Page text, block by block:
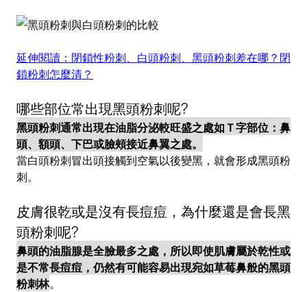
延伸閱讀：閉鎖性粉刺、白頭粉刺、黑頭粉刺差在哪？閉
鎖粉刺怎麼清？
哪些部位常出現黑頭粉刺呢?
黑頭粉刺通常出現在油脂分泌較旺盛之處如Ｔ字部位：鼻
頭、額頭、下巴或臉頰接近鼻翼之處。
當白頭粉刺冒出頭接觸到空氣以後變黑，就會形成黑頭粉
刺。
皮膚很乾或是沒有長痘痘，為什麼還是會長黑
頭粉刺呢?
鼻頭的油脂腺是全臉最多之處，所以即使肌膚屬於乾性或
是不常長痘痘，仍然有可能容易出現宛如草莓鼻般的黑頭
粉刺林。